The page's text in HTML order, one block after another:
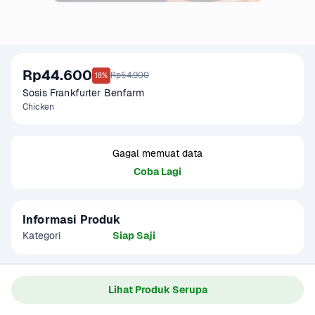
Lihat Produk Serupa
Rp44.600 18% Rp54.900
Sosis Frankfurter Benfarm
Chicken
Gagal memuat data
Coba Lagi
Informasi Produk
Kategori Siap Saji
Gagal memuat data
Coba Lagi